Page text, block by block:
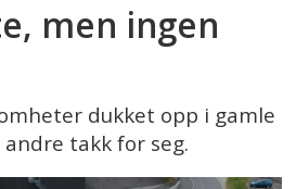
men ingen
dukket opp i gamle
takk for seg.